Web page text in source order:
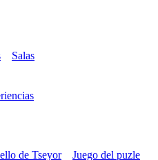
Salas
de Tseyor
Juego del puzle